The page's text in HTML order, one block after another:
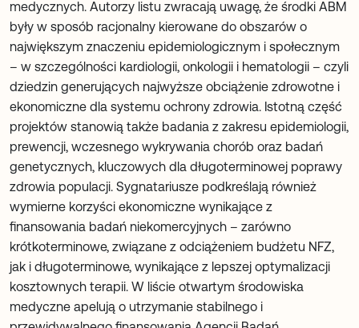
medycznych. Autorzy listu zwracają uwagę, że środki ABM
były w sposób racjonalny kierowane do obszarów o
największym znaczeniu epidemiologicznym i społecznym
– w szczególności kardiologii, onkologii i hematologii – czyli
dziedzin generujących najwyższe obciążenie zdrowotne i
ekonomiczne dla systemu ochrony zdrowia. Istotną część
projektów stanowią także badania z zakresu epidemiologii,
prewencji, wczesnego wykrywania chorób oraz badań
genetycznych, kluczowych dla długoterminowej poprawy
zdrowia populacji. Sygnatariusze podkreślają również
wymierne korzyści ekonomiczne wynikające z
finansowania badań niekomercyjnych – zarówno
krótkoterminowe, związane z odciążeniem budżetu NFZ,
jak i długoterminowe, wynikające z lepszej optymalizacji
kosztownych terapii. W liście otwartym środowiska
medyczne apelują o utrzymanie stabilnego i